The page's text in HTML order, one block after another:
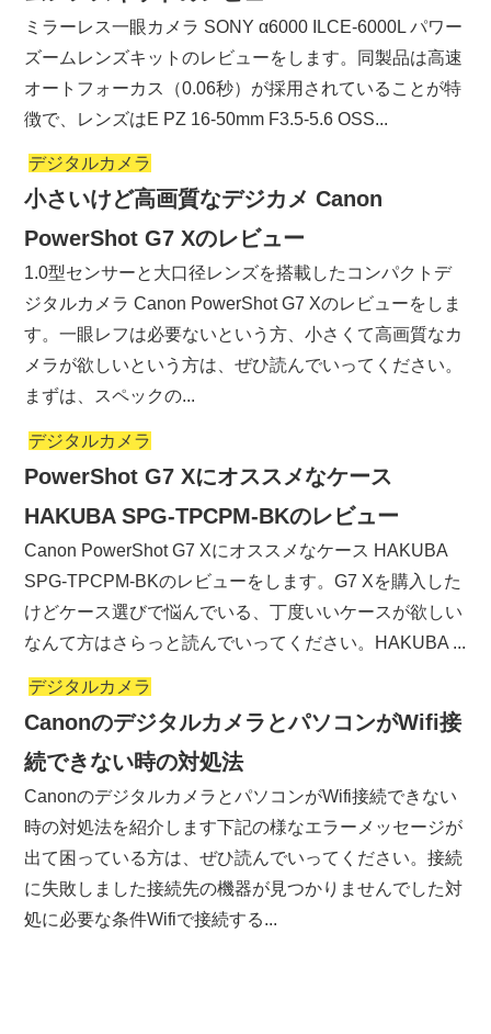
ミラーレス一眼カメラ SONY α6000 ILCE-6000L パワー
ズームレンズキットのレビューをします。同製品は高速
オートフォーカス（0.06秒）が採用されていることが特
徴で、レンズはE PZ 16-50mm F3.5-5.6 OSS...
デジタルカメラ
小さいけど高画質なデジカメ Canon
PowerShot G7 Xのレビュー
1.0型センサーと大口径レンズを搭載したコンパクトデ
ジタルカメラ Canon PowerShot G7 Xのレビューをしま
す。一眼レフは必要ないという方、小さくて高画質なカ
メラが欲しいという方は、ぜひ読んでいってください。
まずは、スペックの...
デジタルカメラ
PowerShot G7 Xにオススメなケース
HAKUBA SPG-TPCPM-BKのレビュー
Canon PowerShot G7 Xにオススメなケース HAKUBA
SPG-TPCPM-BKのレビューをします。G7 Xを購入した
けどケース選びで悩んでいる、丁度いいケースが欲しい
なんて方はさらっと読んでいってください。HAKUBA ...
デジタルカメラ
CanonのデジタルカメラとパソコンがWifi接
続できない時の対処法
CanonのデジタルカメラとパソコンがWifi接続できない
時の対処法を紹介します下記の様なエラーメッセージが
出て困っている方は、ぜひ読んでいってください。接続
に失敗しました接続先の機器が見つかりませんでした対
処に必要な条件Wifiで接続する...